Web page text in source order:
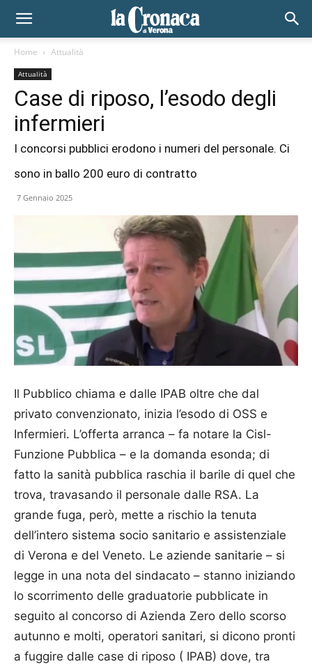
Home Attualità
Attualità
Case di riposo, l’esodo degli
infermieri
I concorsi pubblici erodono i numeri del personale. Ci
sono in ballo 200 euro di contratto
7 Gennaio 2025
Il Pubblico chiama e dalle IPAB oltre che dal
privato convenzionato, inizia l’esodo di OSS e
Infermieri. L’offerta arranca – fa notare la Cisl-
Funzione Pubblica – e la domanda esonda; di
fatto la sanità pubblica raschia il barile di quel che
trova, travasando il personale dalle RSA. La
grande fuga, però, mette a rischio la tenuta
dell’intero sistema socio sanitario e assistenziale
di Verona e del Veneto. Le aziende sanitarie – si
legge in una nota del sindacato – stanno iniziando
lo scorrimento delle graduatorie pubblicate in
seguito al concorso di Azienda Zero dello scorso
autunno e molti, operatori sanitari, si dicono pronti
a fuggire dalle case di riposo ( IPAB) dove, tra